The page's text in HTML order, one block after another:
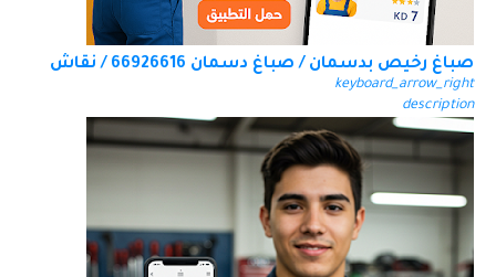
صباغ رخيص بدسمان / صباغ دسمان 66926616 / نقاش
keyboard_arrow_right
description